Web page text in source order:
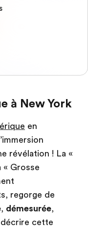
à New York
en
révélation ! La «
« Grosse
regorge de
, démesurée,
cette